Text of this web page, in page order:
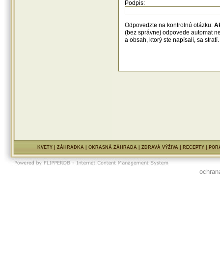
Podpis:
Odpovedzte na kontrolnú otázku:
(bez správnej odpovede automat
a obsah, ktorý ste napísali, sa
KVETY| ZÁHRADKA| OKRASNÁ ZÁHRADA| ZDRAVÁ VÝŽIVA| RECEPTY|